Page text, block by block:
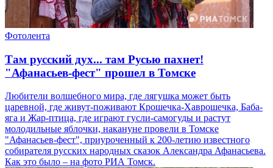
Фотолента
Там русский дух... там Русью пахнет!
"Афанасьев-фест" прошел в Томске
Любители волшебного мира, где лягушка может быть
царевной, где живут-поживают Крошечка-Хаврошечка, Баба-
яга и Жар-птица, где играют гусли-самогуды и растут
молодильные яблочки, накануне провели в Томске
"Афанасьев-фест", приуроченный к 200-летию известного
собирателя русских народных сказок Александра Афанасьева.
Как это было – на фото РИА Томск.